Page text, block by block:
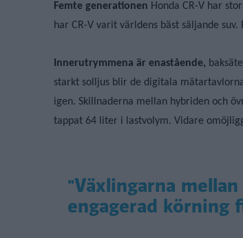
Femte generationen Honda CR-V har
har CR-V varit världens bäst säljande
Innerutrymmena är enastående,
starkt solljus blir de digitala
igen. Skillnaderna mellan hybriden och
tappat 64 liter i lastvolym. Vidare
"Växlingarna
engagerad körning